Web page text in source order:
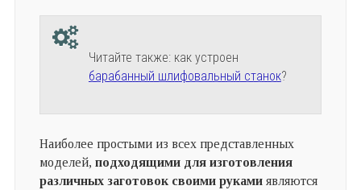
Читайте также: как устроен
барабанный шлифовальный станок?
Наиболее простыми из всех представленных
моделей, подходящими для изготовления
различных заготовок своими рукамиявляются